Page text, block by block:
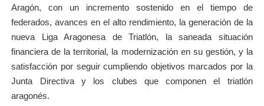
Aragón, con un incremento sostenido en el tiempo de
federados, avances en el alto rendimiento, la generación de la
nueva Liga Aragonesa de Triatlón, la saneada situación
financiera de la territorial, la modernización en su gestión, y la
satisfacción por seguir cumpliendo objetivos marcados por la
Junta Directiva y los clubes que componen el triatlón
aragonés.